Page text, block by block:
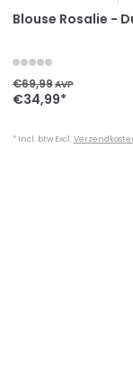
Blouse Rosalie -
€69,99AVP
€34,99*
* Incl. btw Excl.